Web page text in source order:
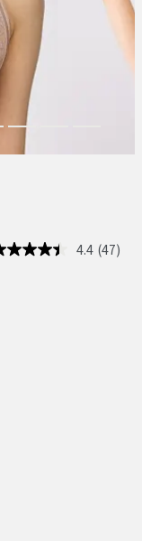
4.4 レ
(47)